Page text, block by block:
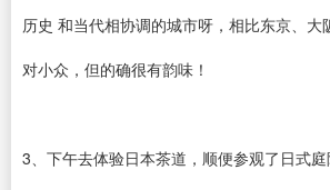
历史 和当代相协调的城市呀，相比东京、大
对小众，但的确很有韵味！
3、下午去体验日本茶道，顺便参观了日式